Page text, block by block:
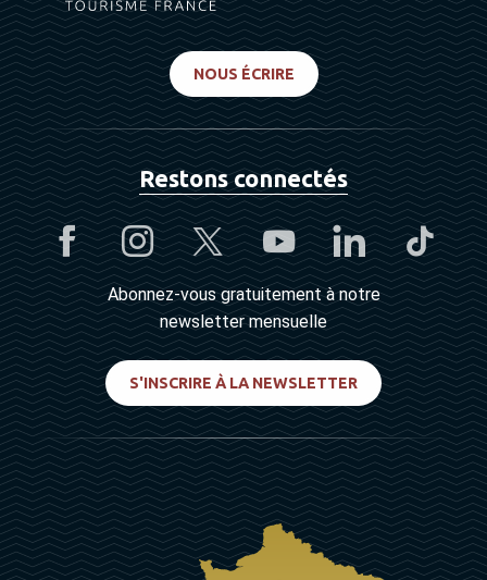
NOUS ÉCRIRE
Restons connectés
Abonnez-vous gratuitement à notre
newsletter mensuelle
S'INSCRIRE À LA NEWSLETTER